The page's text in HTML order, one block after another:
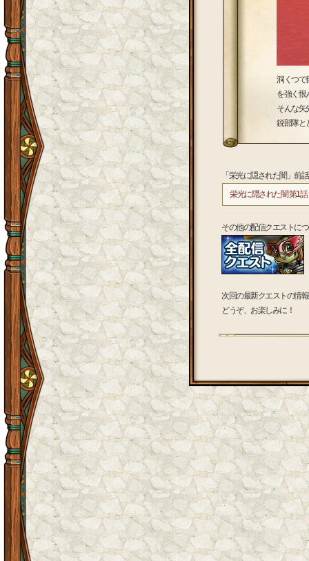
洞くつで
を強く恨
そんな矢
鋭部隊と
「栄光に隠された闇」前
栄光に隠された闇 第1話
その他の配信クエストに
次回の最新クエストの情
どうぞ、お楽しみに！